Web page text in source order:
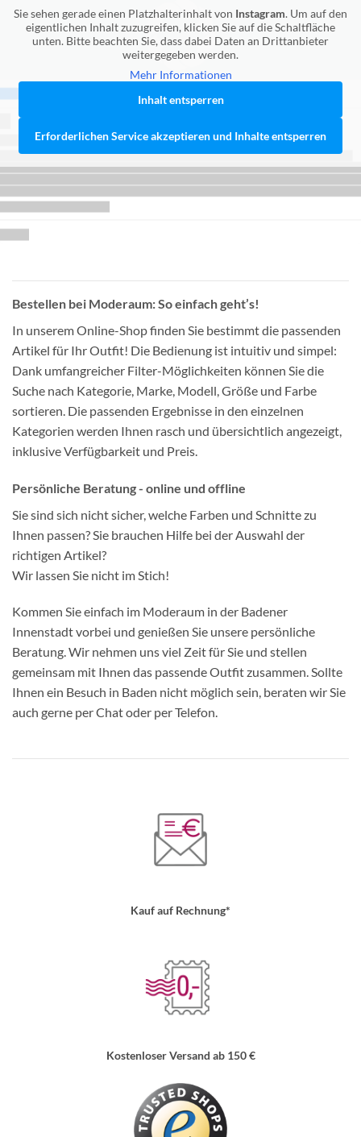
Sie sehen gerade einen Platzhalterinhalt von Instagram. Um auf den
eigentlichen Inhalt zuzugreifen, klicken Sie auf die Schaltfläche
unten. Bitte beachten Sie, dass dabei Daten an Drittanbieter
weitergegeben werden.
Mehr Informationen
Inhalt entsperren
Erforderlichen Service akzeptieren und Inhalte entsperren
Bestellen bei Moderaum: So einfach geht’s!
In unserem Online-Shop finden Sie bestimmt die passenden
Artikel für Ihr Outfit! Die Bedienung ist intuitiv und simpel:
Dank umfangreicher Filter-Möglichkeiten können Sie die
Suche nach Kategorie, Marke, Modell, Größe und Farbe
sortieren. Die passenden Ergebnisse in den einzelnen
Kategorien werden Ihnen rasch und übersichtlich angezeigt,
inklusive Verfügbarkeit und Preis.
Persönliche Beratung - online und offline
Sie sind sich nicht sicher, welche Farben und Schnitte zu
Ihnen passen? Sie brauchen Hilfe bei der Auswahl der
richtigen Artikel?
Wir lassen Sie nicht im Stich!
Kommen Sie einfach im Moderaum in der Badener
Innenstadt vorbei und genießen Sie unsere persönliche
Beratung. Wir nehmen uns viel Zeit für Sie und stellen
gemeinsam mit Ihnen das passende Outfit zusammen. Sollte
Ihnen ein Besuch in Baden nicht möglich sein, beraten wir Sie
auch gerne per Chat oder per Telefon.
Kauf auf Rechnung*
Kostenloser Versand ab 150 €